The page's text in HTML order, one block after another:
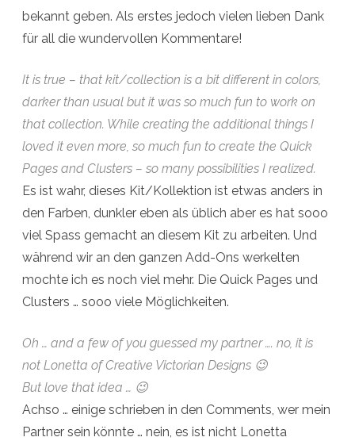
bekannt geben. Als erstes jedoch vielen lieben Dank
für all die wundervollen Kommentare!
It is true – that kit/collection is a bit different in colors,
darker than usual but it was so much fun to work on
that collection. While creating the additional things I
loved it even more, so much fun to create the Quick
Pages and Clusters – so many possibilities I realized.
Es ist wahr, dieses Kit/Kollektion ist etwas anders in
den Farben, dunkler eben als üblich aber es hat sooo
viel Spass gemacht an diesem Kit zu arbeiten. Und
während wir an den ganzen Add-Ons werkelten
mochte ich es noch viel mehr. Die Quick Pages und
Clusters … sooo viele Möglichkeiten.
Oh … and a few of you guessed my partner …. no, it is
not Lonetta of Creative Victorian Designs 😉
But love that idea … 😉
Achso … einige schrieben in den Comments, wer mein
Partner sein könnte … nein, es ist nicht Lonetta